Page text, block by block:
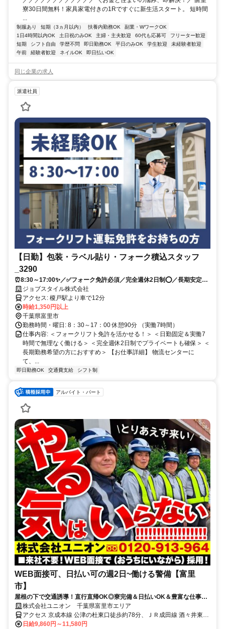
寮30日間無料！家具家電付きの1Rですぐに新生活スタート。 短時間
...
制服あり 短期（3ヵ月以内） 扶養内勤務OK
副業・WワークOK
1日4時間以内OK
土日祝のみOK 主婦・主夫歓迎 60代も応募可
フリーター歓迎
短期
シフト自由 学歴不問 即日勤務OK 平日のみOK 学生歓迎
未経験者歓迎
午前
経験者歓迎 ネイルOK 即日払いOK
同じ企業の求人
派遣社員
【日勤】包装・ラベル貼り・フォーク積込スタッフ
_3290
⏰8:30～17:00✨／✅フォーク免許必須／完全週休2日制⭕／長期安定！
腰を据えて働けます⭐
ジョブスタイル株式会社
アクセス: 榎戸駅より車で12分
時給1,350円以上
千葉県富里市
勤務時間・曜日: 8：30～17：00 休憩90分 （実働7時間）
仕事内容: ＜フォークリフト免許を活かせる！＞ ＜日勤固定＆実働7
時間で無理なく働ける＞ ＜完全週休2日制でプライベートも確保＞ ＜
長期勤務希望の方におすすめ＞ 【お仕事詳細】 物流センターに
て、...
即日勤務OK 交通費支給 シフト制
アルバイト・パート
WEB面接可、日払い可の週2日~働ける警備【富里
市】
屋根の下で交通誘導！直行直帰OK◎寮完備＆日払いOK＆豊富な仕事量
★仕事が早く終わった時でも日給保証
株式会社ユニオン 千葉県富里市エリア
アクセス 京成本線 公津の杜東口徒歩約78分、ＪＲ成田線 酒々井東口
徒歩約87分、京成本線 宗吾参道出入口1徒歩約92分 千葉県富里市エ
日給9,860円～11,580円